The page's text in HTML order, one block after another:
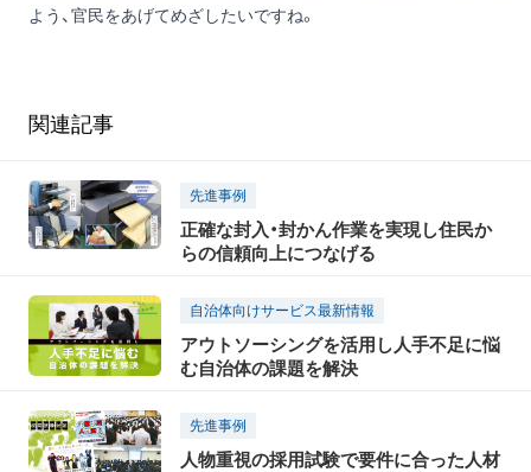
よう、官民をあげてめざしたいですね。
関連記事
先進事例
正確な封入・封かん作業を実現し住民か
らの信頼向上につなげる
自治体向けサービス最新情報
アウトソーシングを活用し人手不足に悩
む自治体の課題を解決
先進事例
人物重視の採用試験で要件に合った人材